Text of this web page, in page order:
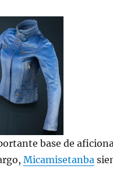
base de
Micamisetanba